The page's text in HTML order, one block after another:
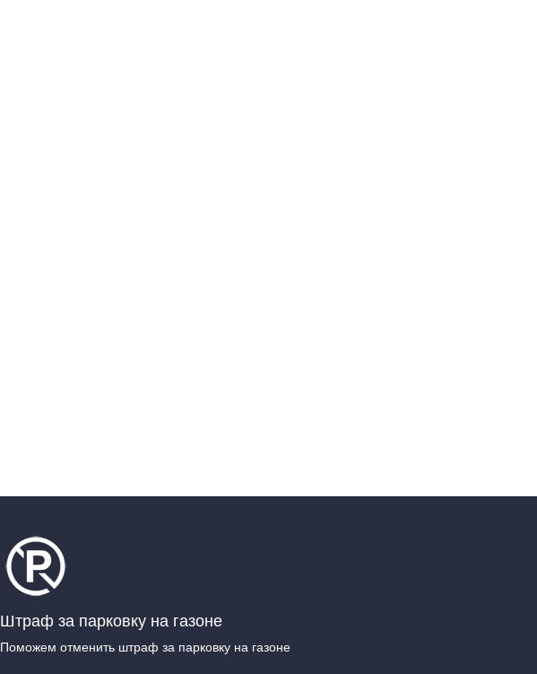
Штраф за парковку на газоне
Поможем отменить штраф за парковку на газоне